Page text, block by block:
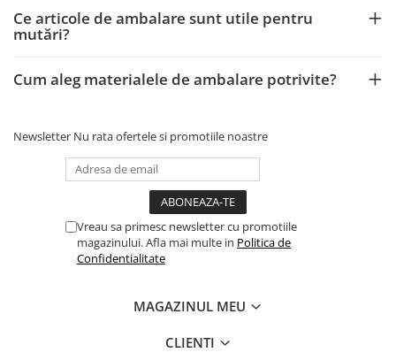
Ce articole de ambalare sunt utile pentru
mutări?
Cum aleg materialele de ambalare potrivite?
Newsletter Nu rata ofertele si promotiile noastre
Vreau sa primesc newsletter cu promotiile
magazinului. Afla mai multe in Politica de
Confidentialitate
MAGAZINUL MEU
CLIENTI